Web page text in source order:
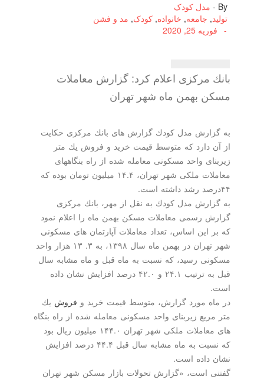
By -
مدل کودک
تولید, جامعه, خانواده, کودک, مد و فشن
فوریه 25, 2020
-
بانك مركزی اعلام كرد: گزارش معاملات
مسكن بهمن ماه شهر تهران
به گزارش مدل كودك گزارش های بانك مركزی حكایت
از آن دارد كه متوسط قیمت خرید و فروش یك متر
زیربنای واحد مسكونی معامله شده از راه بنگاههای
معاملات ملكی شهر تهران، ۱۴.۴ میلیون تومان بوده كه
۴۴درصد رشد داشته است.
به گزارش مدل كودك به نقل از مهر، بانك مركزی
گزارش رسمی معاملات مسكن بهمن ماه را اعلام نمود
كه بر این اساس، تعداد معاملات آپارتمان های مسكونی
شهر تهران در بهمن ماه سال ۱۳۹۸، به ۳. ۱۳ هزار واحد
مسكونی رسید، كه نسبت به ماه قبل و ماه مشابه سال
قبل به ترتیب ۲۴.۱ و ۴۲.۰ درصد افزایش نشان داده
است.
در ماه مورد گزارش، متوسط قیمت خرید و فروش یك
متر مربع زیربنای واحد مسكونی معامله شده از راه بنگاه
های معاملات ملكی شهر تهران ۱۴۴.۰ میلیون ریال بود
كه نسبت به ماه مشابه سال قبل ۴۴.۴ درصد افزایش
نشان داده است.
گفتنی است، «گزارش تحولات بازار مسكن شهر تهران